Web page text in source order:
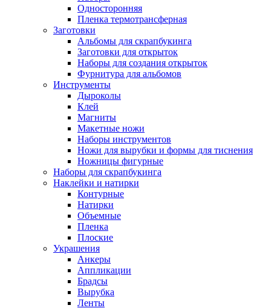
Односторонняя
Пленка термотрансферная
Заготовки
Альбомы для скрапбукинга
Заготовки для открыток
Наборы для создания открыток
Фурнитура для альбомов
Инструменты
Дыроколы
Клей
Магниты
Макетные ножи
Наборы инструментов
Ножи для вырубки и формы для тиснения
Ножницы фигурные
Наборы для скрапбукинга
Наклейки и натирки
Контурные
Натирки
Объемные
Пленка
Плоские
Украшения
Анкеры
Аппликации
Брадсы
Вырубка
Ленты